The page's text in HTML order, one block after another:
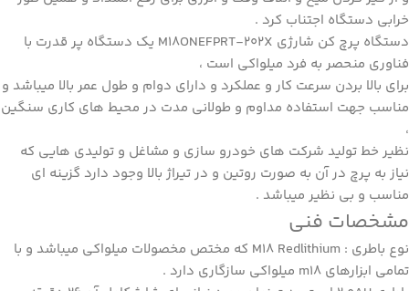
خرابی دستگاه اجتناب کرد .
دستگاه پرچ کن شارژی
یک دستگاه پر قدرت با
فناوری منحصر به فرد میلواکی است ،
برای بالا بردن سرعت کار و عملکرد و دارای دوام و طول عمر بالا میباشد و
مناسب جهت استفاده مداوم و طولانی مدت در محیط های کاری سنگین
،
نظیر خط تولید شرکت های خودرو سازی و مشاغل و تولیدی هایی که
نیاز به پرچ در آن به صورت روتین و در تیراژ بالا وجود دارد گزینه ای
مناسب و بی نظیر میباشد .
مشخصات فنی
نوع باطری : M18 Redlithium که مختص مخصولات میلواکی میباشد و با
تمامی ابزارهای m18 میلواکی سازگاری دارد .